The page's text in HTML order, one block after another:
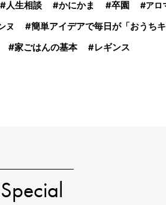
人生相談 かにかま 卒園 アロ
ヌ
簡単アイデアで毎日が「おうち
家ごはんの基本 レギンス
Special